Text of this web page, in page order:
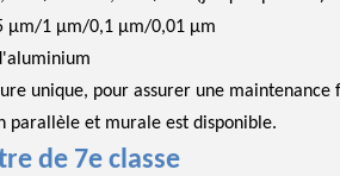
μm/1 μm/0,1 μm/0,01 μm
unique, pour assurer une
parallèle et murale est disponible.
de 7e classe